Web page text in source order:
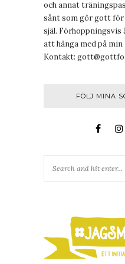
och annat
sånt som gör gott för
själ. Förhoppningsvis
att hänga med på min
Kontakt:
FÖLJ MINA